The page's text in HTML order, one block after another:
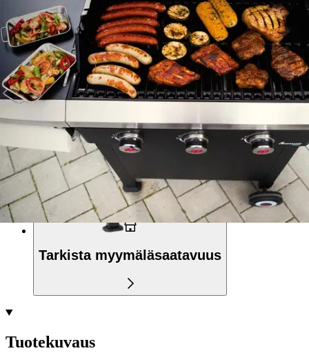
Nouto myymälästä
Ilmainen
Siirry valitsemaan myymälä
Toimitus
Kotiin tai noutopisteeseenAlk. 4,95 €
Ilmainen toimitus yli 100 €:n tilauksille
Postin pakettiautomaattiin tai
palvelupisteeseen!
Etu ei koske Suuri‑lisäpalvelulla toimitettavia tuotteita.
Tarkista myymäläsaatavuus
Tuotekuvaus